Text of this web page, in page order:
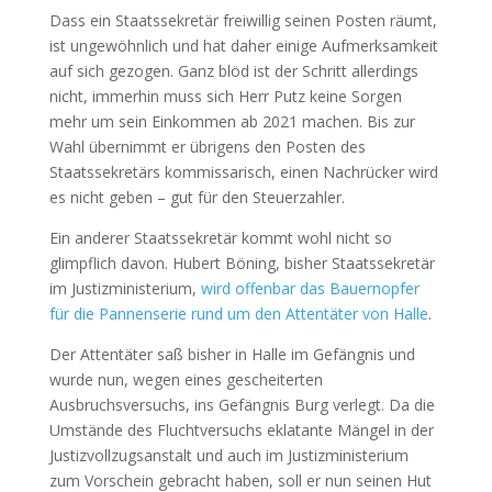
Dass ein Staatssekretär freiwillig seinen Posten räumt,
ist ungewöhnlich und hat daher einige Aufmerksamkeit
auf sich gezogen. Ganz blöd ist der Schritt allerdings
nicht, immerhin muss sich Herr Putz keine Sorgen
mehr um sein Einkommen ab 2021 machen. Bis zur
Wahl übernimmt er übrigens den Posten des
Staatssekretärs kommissarisch, einen Nachrücker wird
es nicht geben – gut für den Steuerzahler.
Ein anderer Staatssekretär kommt wohl nicht so
glimpflich davon. Hubert Böning, bisher Staatssekretär
im Justizministerium, wird offenbar das Bauernopfer
für die Pannenserie rund um den Attentäter von Halle.
Der Attentäter saß bisher in Halle im Gefängnis und
wurde nun, wegen eines gescheiterten
Ausbruchsversuchs, ins Gefängnis Burg verlegt. Da die
Umstände des Fluchtversuchs eklatante Mängel in der
Justizvollzugsanstalt und auch im Justizministerium
zum Vorschein gebracht haben, soll er nun seinen Hut